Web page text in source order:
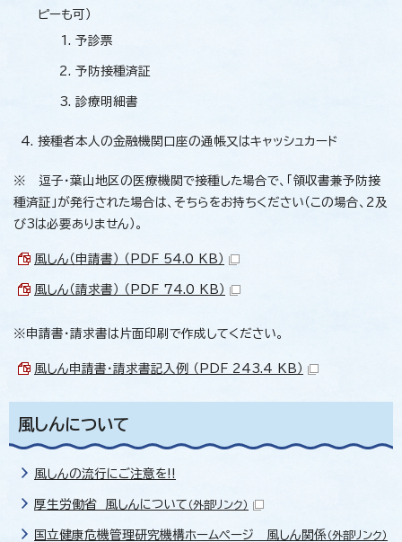
ピーも可）
予診票
予防接種済証
診療明細書
接種者本人の金融機関口座の通帳又はキャッシュカード
※ 逗子・葉山地区の医療機関で接種した場合で、「領収書兼予防接
種済証」が発行された場合は、そちらをお持ちください（この場合、2及
び3は必要ありません）。
風しん（申請書） （PDF 54.0 KB）
風しん（請求書） （PDF 74.0 KB）
※申請書・請求書は片面印刷で作成してください。
風しん申請書・請求書記入例 （PDF 243.4 KB）
風しんについて
風しんの流行にご注意を!!
厚生労働省 風しんについて （外部リンク）
国立健康危機管理研究機構ホームページ 風しん関係（外部リンク）